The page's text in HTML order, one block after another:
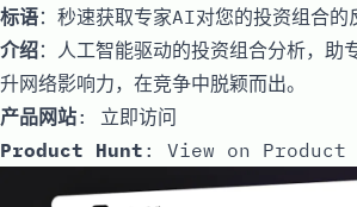
标语：秒速获取专家AI对您的投资组合的
介绍：人工智能驱动的投资组合分析，助
升网络影响力，在竞争中脱颖而出。
产品网站: 立即访问
Product Hunt : View on Product